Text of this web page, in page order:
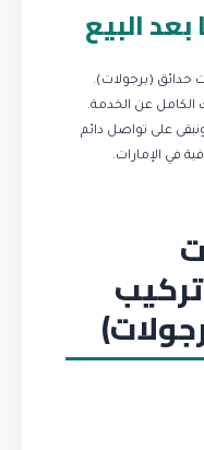
البيع
حدائق (برجولات).
الكامل عن الخدمة.
على تواصل دائم
في الإمارات.